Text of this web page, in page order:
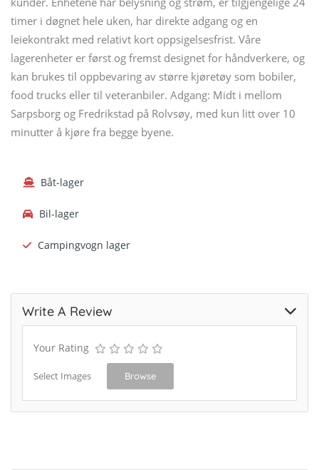
timer i døgnet hele uken, har direkte adgang og en
leiekontrakt med relativt kort oppsigelsesfrist. Våre
lagerenheter er først og fremst designet for håndverkere, og
kan brukes til oppbevaring av større kjøretøy som bobiler,
food trucks eller til veteranbiler. Adgang: Midt i mellom
Sarpsborg og Fredrikstad på Rolvsøy, med kun litt over 10
minutter å kjøre fra begge byene.
Båt-lager
Bil-lager
Campingvogn lager
Write A Review
Your Rating
Select Images Browse